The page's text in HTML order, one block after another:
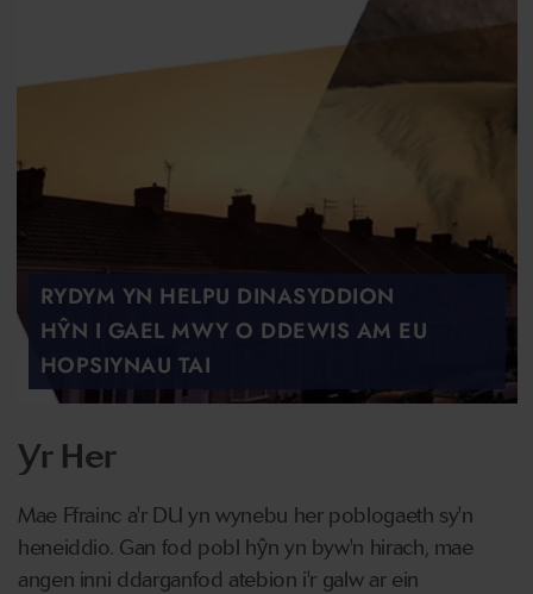
RYDYM YN HELPU DINASYDDION
HŶN I GAEL MWY O DDEWIS AM EU
HOPSIYNAU TAI
Yr Her
Mae Ffrainc a'r DU yn wynebu her poblogaeth sy'n
heneiddio. Gan fod pobl hŷn yn byw'n hirach, mae
angen inni ddarganfod atebion i'r galw ar ein